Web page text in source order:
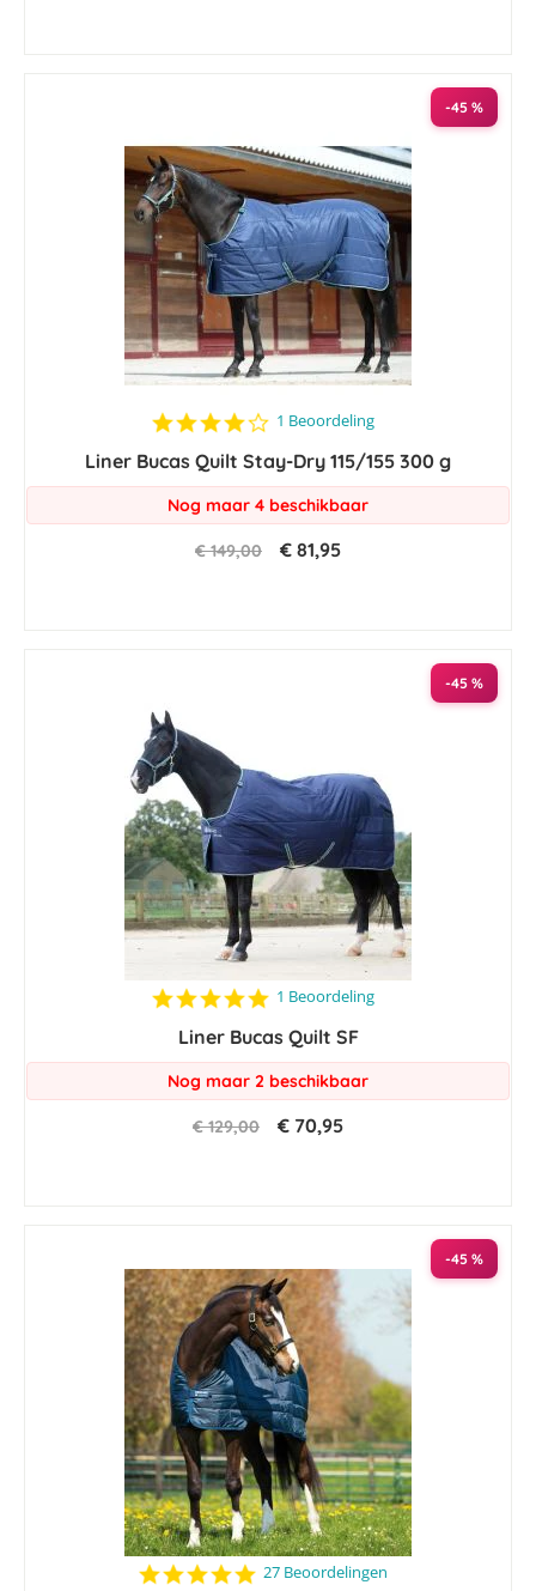
-45 %
4.0
rating
1 Beoordeling
Liner Bucas Quilt Stay-Dry 115/155 300 g
Nog maar 4 beschikbaar
€ 149,00 € 81,95
-45 %
5.0
rating
1 Beoordeling
Liner Bucas Quilt SF
Nog maar 2 beschikbaar
€ 129,00 € 70,95
-45 %
4.8
27 Beoordelingen